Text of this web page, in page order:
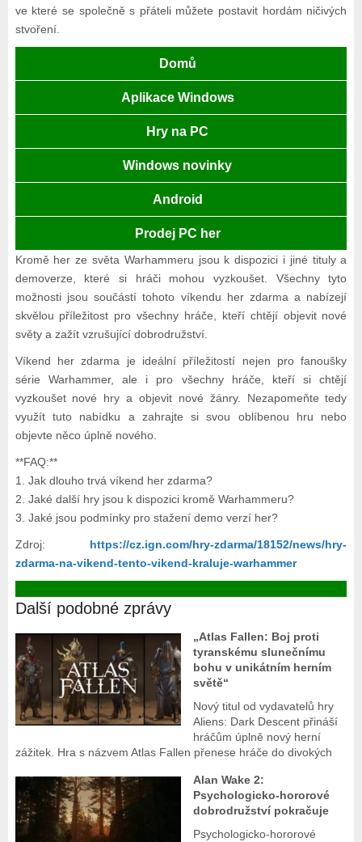
ve které se společně s přáteli můžete postavit hordám ničivých
stvoření.
Domů
Aplikace Windows
Hry na PC
Windows novinky
Android
Prodej PC her
Kromě her ze světa Warhammeru jsou k dispozici i jiné tituly a
demoverze, které si hráči mohou vyzkoušet. Všechny tyto
možnosti jsou součástí tohoto víkendu her zdarma a nabízejí
skvělou příležitost pro všechny hráče, kteří chtějí objevit nové
světy a zažít vzrušující dobrodružství.
Víkend her zdarma je ideální příležitostí nejen pro fanoušky
série Warhammer, ale i pro všechny hráče, kteří si chtějí
vyzkoušet nové hry a objevit nové žánry. Nezapomeňte tedy
využít tuto nabídku a zahrajte si svou oblíbenou hru nebo
objevte něco úplně nového.
**FAQ:**
1. Jak dlouho trvá víkend her zdarma?
2. Jaké další hry jsou k dispozici kromě Warhammeru?
3. Jaké jsou podmínky pro stažení demo verzí her?
Zdroj: https://cz.ign.com/hry-zdarma/18152/news/hry-
zdarma-na-vikend-tento-vikend-kraluje-warhammer
Další podobné zprávy
„Atlas Fallen: Boj proti
tyranskému slunečnímu
bohu v unikátním herním
světě“
Nový titul od vydavatelů hry
Aliens: Dark Descent přináší
hráčům úplně nový herní
zážitek. Hra s názvem Atlas Fallen přenese hráče do divokých
Alan Wake 2:
Psychologicko-hororové
dobrodružství pokračuje
Psychologicko-hororové